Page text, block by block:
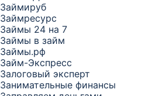
Займируб
Займресурс
Займы 24 на 7
Займы в займ
Займы.рф
Займ-Экспресс
Залоговый эксперт
Занимательные финансы